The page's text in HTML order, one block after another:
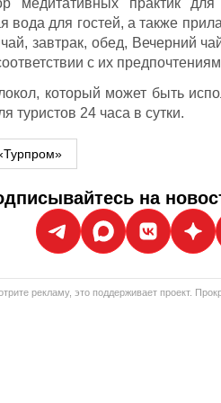
вода для гостей, а также
завтрак, обед, Вечерний
с их
который может быть
туристов 24 часа в сутки.
на
рекламу, это поддерживает проект.